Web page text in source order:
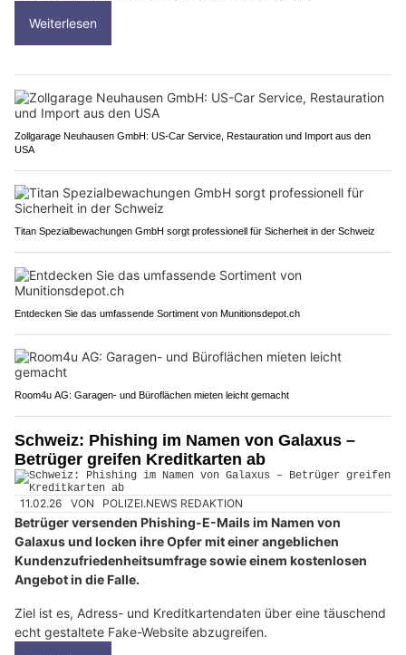
Weiterlesen
Zollgarage Neuhausen GmbH: US-Car Service, Restauration und Import aus den
USA
Titan Spezialbewachungen GmbH sorgt professionell für Sicherheit in der Schweiz
Entdecken Sie das umfassende Sortiment von Munitionsdepot.ch
Room4u AG: Garagen- und Büroflächen mieten leicht gemacht
Schweiz: Phishing im Namen von Galaxus –
Betrüger greifen Kreditkarten ab
11.02.26 VON POLIZEI.NEWS REDAKTION
Betrüger versenden Phishing-E-Mails im Namen von
Galaxus und locken ihre Opfer mit einer angeblichen
Kundenzufriedenheitsumfrage sowie einem kostenlosen
Angebot in die Falle.
Ziel ist es, Adress- und Kreditkartendaten über eine täuschend
echt gestaltete Fake-Website abzugreifen.